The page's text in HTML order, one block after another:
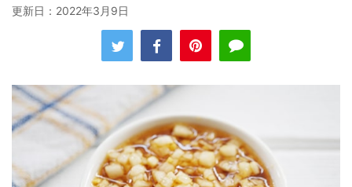
更新日： 2022年3月9日